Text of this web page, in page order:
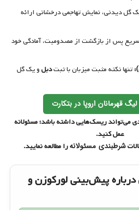
گل دیدنی، نمایش تهاجمی درخشانی ارائه
سریع پس از بازگشت از مصدومیت، آمادگی خود
تنها نکته مثبت میزبان با ثبتدبلو یک گل
قهرمانان اروپا در بتکارت
می‌تواند ریسک‌هایی داشته باشد؛ مسئولانه
عمل کنید.
شرطبندی مسئولانهرا مطالعه نمایید.
پیش‌بینی لورکوزن و